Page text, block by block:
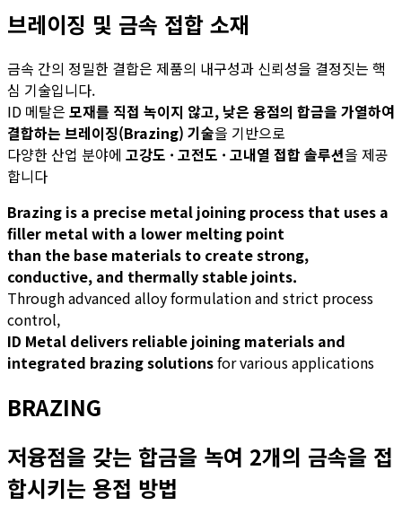
브레이징 및 금속 접합 소재
금속 간의 정밀한 결합은 제품의 내구성과 신뢰성을 결정짓는 핵
심 기술입니다.
ID 메탈은 모재를 직접 녹이지 않고, 낮은 융점의 합금을 가열하여
결합하는 브레이징(Brazing) 기술을 기반으로
다양한 산업 분야에 고강도 · 고전도 · 고내열 접합 솔루션을 제공
합니다
Brazing is a precise metal joining process that uses a
filler metal with a lower melting point
than the base materials to create strong,
conductive, and thermally stable joints.
Through advanced alloy formulation and strict process
control,
ID Metal delivers reliable joining materials and
integrated brazing solutionsfor various applications
BRAZING
저융점을 갖는 합금을 녹여 2개의 금속을 접
합시키는 용접 방법